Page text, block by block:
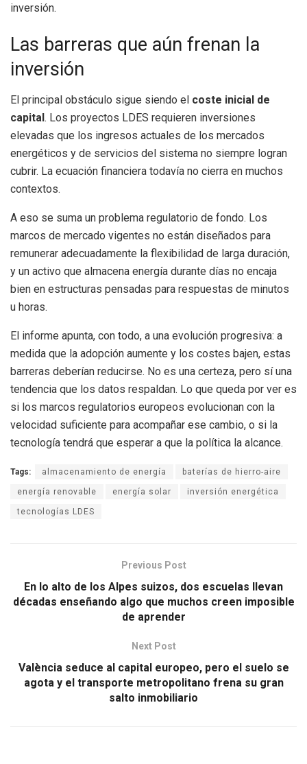
inversión.
Las barreras que aún frenan la
inversión
El principal obstáculo sigue siendo el coste inicial de
capital. Los proyectos LDES requieren inversiones
elevadas que los ingresos actuales de los mercados
energéticos y de servicios del sistema no siempre logran
cubrir. La ecuación financiera todavía no cierra en muchos
contextos.
A eso se suma un problema regulatorio de fondo. Los
marcos de mercado vigentes no están diseñados para
remunerar adecuadamente la flexibilidad de larga duración,
y un activo que almacena energía durante días no encaja
bien en estructuras pensadas para respuestas de minutos
u horas.
El informe apunta, con todo, a una evolución progresiva: a
medida que la adopción aumente y los costes bajen, estas
barreras deberían reducirse. No es una certeza, pero sí una
tendencia que los datos respaldan. Lo que queda por ver es
si los marcos regulatorios europeos evolucionan con la
velocidad suficiente para acompañar ese cambio, o si la
tecnología tendrá que esperar a que la política la alcance.
Tags: almacenamiento de energía baterías de hierro-aire
energía renovable energía solar inversión energética
tecnologías LDES
Previous Post
En lo alto de los Alpes suizos, dos escuelas llevan
décadas enseñando algo que muchos creen imposible
de aprender
Next Post
València seduce al capital europeo, pero el suelo se
agota y el transporte metropolitano frena su gran
salto inmobiliario